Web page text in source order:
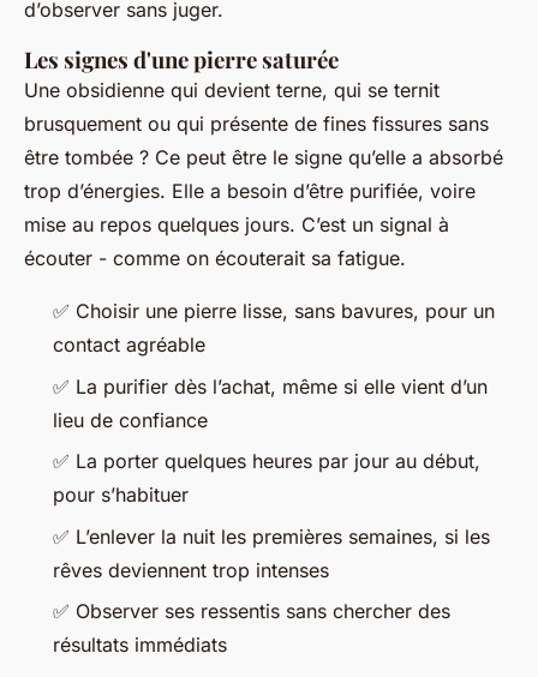
d’observer sans juger.
Les signes d'une pierre saturée
Une obsidienne qui devient terne, qui se ternit
brusquement ou qui présente de fines fissures sans
être tombée ? Ce peut être le signe qu’elle a absorbé
trop d’énergies. Elle a besoin d’être purifiée, voire
mise au repos quelques jours. C’est un signal à
écouter - comme on écouterait sa fatigue.
✅ Choisir une pierre lisse, sans bavures, pour un
contact agréable
✅ La purifier dès l’achat, même si elle vient d’un
lieu de confiance
✅ La porter quelques heures par jour au début,
pour s’habituer
✅ L’enlever la nuit les premières semaines, si les
rêves deviennent trop intenses
✅ Observer ses ressentis sans chercher des
résultats immédiats